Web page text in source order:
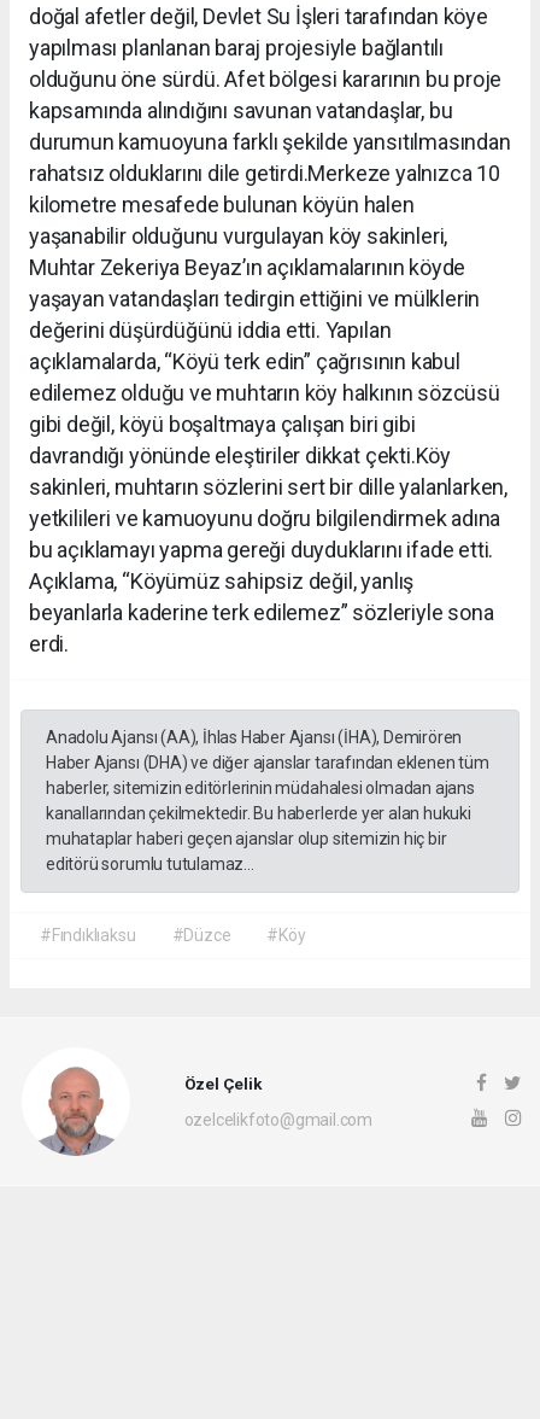
doğal afetler değil, Devlet Su İşleri tarafından köye
yapılması planlanan baraj projesiyle bağlantılı
olduğunu öne sürdü. Afet bölgesi kararının bu proje
kapsamında alındığını savunan vatandaşlar, bu
durumun kamuoyuna farklı şekilde yansıtılmasından
rahatsız olduklarını dile getirdi.Merkeze yalnızca 10
kilometre mesafede bulunan köyün halen
yaşanabilir olduğunu vurgulayan köy sakinleri,
Muhtar Zekeriya Beyaz’ın açıklamalarının köyde
yaşayan vatandaşları tedirgin ettiğini ve mülklerin
değerini düşürdüğünü iddia etti. Yapılan
açıklamalarda, “Köyü terk edin” çağrısının kabul
edilemez olduğu ve muhtarın köy halkının sözcüsü
gibi değil, köyü boşaltmaya çalışan biri gibi
davrandığı yönünde eleştiriler dikkat çekti.Köy
sakinleri, muhtarın sözlerini sert bir dille yalanlarken,
yetkilileri ve kamuoyunu doğru bilgilendirmek adına
bu açıklamayı yapma gereği duyduklarını ifade etti.
Açıklama, “Köyümüz sahipsiz değil, yanlış
beyanlarla kaderine terk edilemez” sözleriyle sona
erdi.
Anadolu Ajansı (AA), İhlas Haber Ajansı (İHA), Demirören
Haber Ajansı (DHA) ve diğer ajanslar tarafından eklenen tüm
haberler, sitemizin editörlerinin müdahalesi olmadan ajans
kanallarından çekilmektedir. Bu haberlerde yer alan hukuki
muhataplar haberi geçen ajanslar olup sitemizin hiç bir
editörü sorumlu tutulamaz...
#Fındıklıaksu #Düzce #Köy
Özel Çelik
ozelcelikfoto@gmail.com